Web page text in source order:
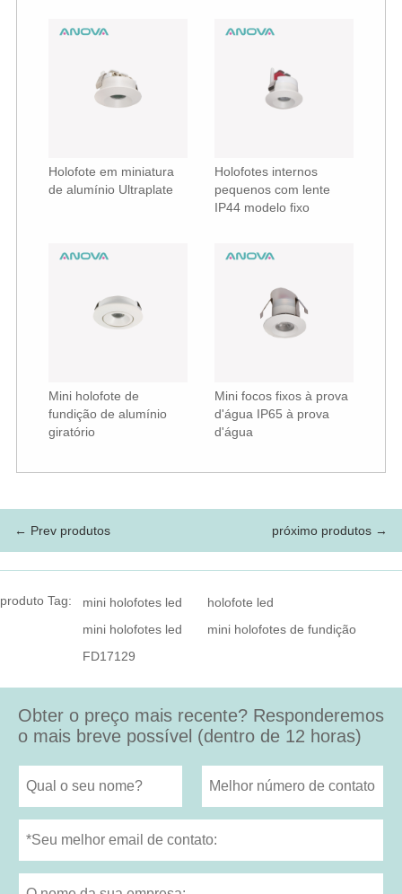
Holofote em miniatura
de alumínio Ultraplate
Holofotes internos
pequenos com lente
IP44 modelo fixo
Mini holofote de
fundição de alumínio
giratório
Mini focos fixos à prova
d'água IP65 à prova
d'água
← Prev produtos próximo produtos →
produto Tag: mini holofotes led
holofote led
mini holofotes led
mini holofotes de fundição
FD17129
Obter o preço mais recente? Responderemos
o mais breve possível (dentro de 12 horas)